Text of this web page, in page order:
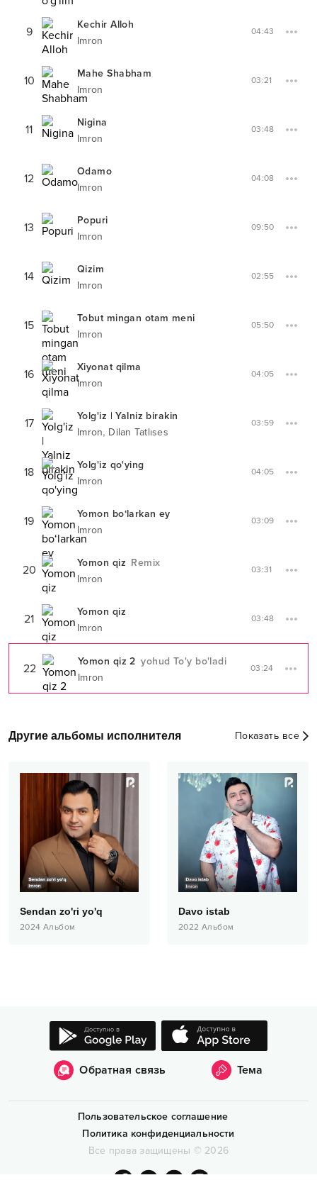
9
Kechir Alloh
Imron
04:43
10
Mahe Shabham
Imron
03:21
11
Nigina
Imron
03:48
12
Odamo
Imron
04:08
13
Popuri
Imron
09:50
14
Qizim
Imron
02:55
15
Tobut mingan otam meni
Imron
05:50
16
Xiyonat qilma
Imron
04:05
17
Yolg'iz | Yalniz birakin
Imron, Dilan Tatlıses
03:59
18
Yolg'iz qo'ying
Imron
04:05
19
Yomon bo‘larkan ey
Imron
03:09
20 Yomon qiz Remix
Imron
03:31
21
Yomon qiz
Imron
03:48
22 Yomon qiz 2 yohud To'y bo'ladi
Imron
03:24
Другие альбомы исполнителя Показать все
Sendan zo'ri yo'q
2024 Альбом
Davo istab
2022 Альбом
Обратная связь Тема
Пользовательское соглашение
Политика конфиденциальности
Все права защищены © 2026